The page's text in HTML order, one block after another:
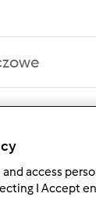
access
I Accept